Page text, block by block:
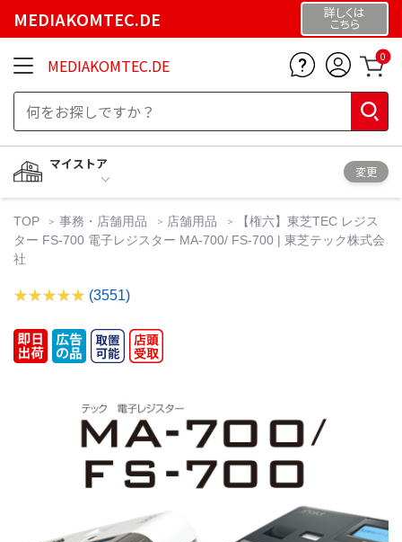
MEDIAKOMTEC.DE 詳しくは
こちら
MEDIAKOMTEC.DE 0
マイストア
変更
TOP 事務・店舗用品 店舗用品
【権六】東芝TEC レジス
ター FS-700 電子レジスター MA-700/ FS-700 | 東芝テック株式会
社
(3551)